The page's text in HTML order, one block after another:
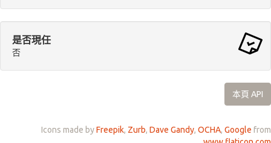
是否現任
否
本頁 API
Icons made byFreepik, Zurb, Dave Gandy, OCHA, Google from